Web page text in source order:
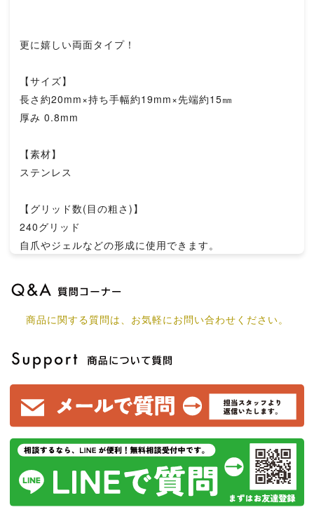
更に嬉しい両面タイプ！
【サイズ】
長さ約20mm×持ち手幅約19mm×先端約15㎜
厚み 0.8mm
【素材】
ステンレス
【グリッド数(目の粗さ)】
240グリッド
自爪やジェルなどの形成に使用できます。
商品に関する質問は、お気軽にお問い合わせください。